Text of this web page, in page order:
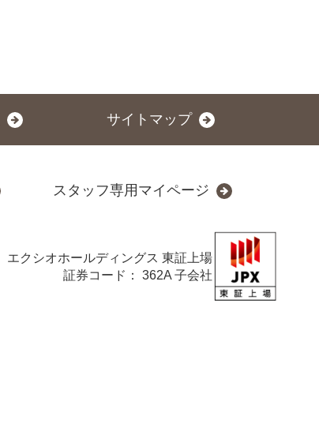
サイトマップ
スタッフ専用マイページ
エクシオホールディングス 東証上場
証券コード： 362A 子会社